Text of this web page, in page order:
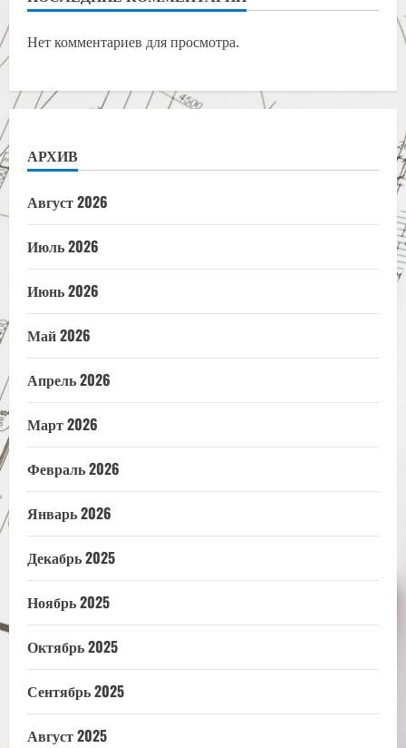
Нет комментариев для просмотра.
АРХИВ
Август 2026
Июль 2026
Июнь 2026
Май 2026
Апрель 2026
Март 2026
Февраль 2026
Январь 2026
Декабрь 2025
Ноябрь 2025
Октябрь 2025
Сентябрь 2025
Август 2025